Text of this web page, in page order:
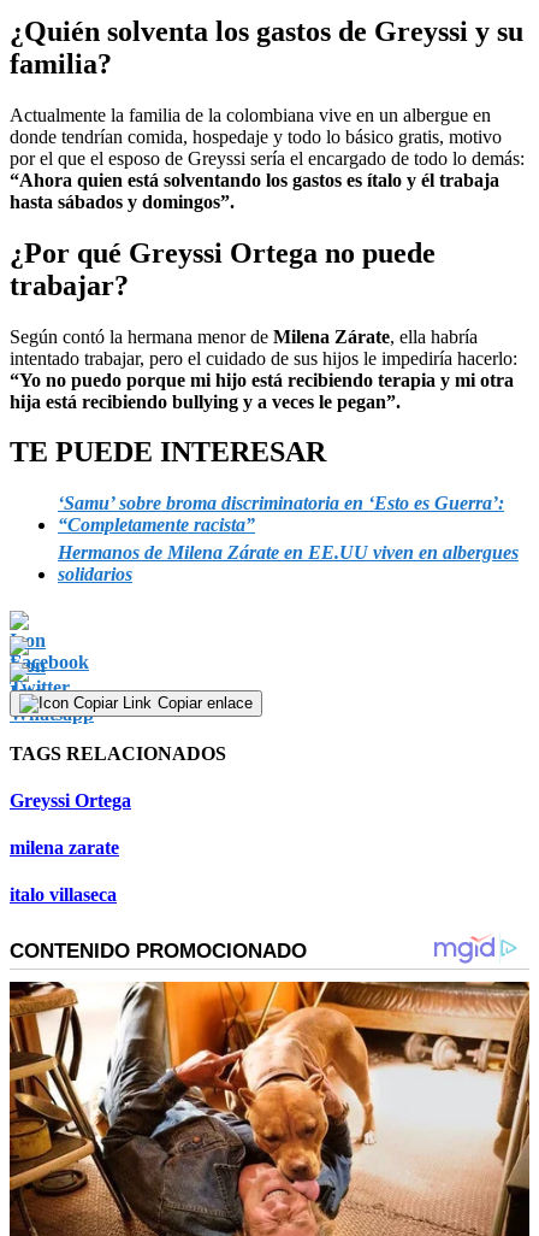
¿Quién solventa los gastos de Greyssi y su
familia?
Actualmente la familia de la colombiana vive en un albergue en
donde tendrían comida, hospedaje y todo lo básico gratis, motivo
por el que el esposo de Greyssi sería el encargado de todo lo demás:
“Ahora quien está solventando los gastos es ítalo y él trabaja
hasta sábados y domingos”.
¿Por qué Greyssi Ortega no puede
trabajar?
Según contó la hermana menor de Milena Zárate, ella habría
intentado trabajar, pero el cuidado de sus hijos le impediría hacerlo:
“Yo no puedo porque mi hijo está recibiendo terapia y mi otra
hija está recibiendo bullying y a veces le pegan”.
TE PUEDE INTERESAR
‘Samu’ sobre broma discriminatoria en ‘Esto es Guerra’:
“Completamente racista”
Hermanos de Milena Zárate en EE.UU viven en albergues
solidarios
Copiar enlace
TAGS RELACIONADOS
Greyssi Ortega
milena zarate
italo villaseca